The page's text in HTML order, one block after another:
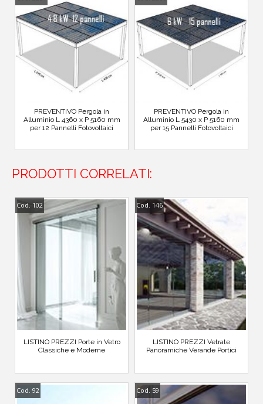
PREVENTIVO Pergola in
Alluminio L 4360 x P 5160 mm
per 12 Pannelli Fotovoltaici
PREVENTIVO Pergola in
Alluminio L 5430 x P 5160 mm
per 15 Pannelli Fotovoltaici
PRODOTTI CORRELATI:
Cod. 102
LISTINO PREZZI Porte in Vetro
Classiche e Moderne
Cod. 146
LISTINO PREZZI Vetrate
Panoramiche Verande Portici
Cod. 92 Cod. 59